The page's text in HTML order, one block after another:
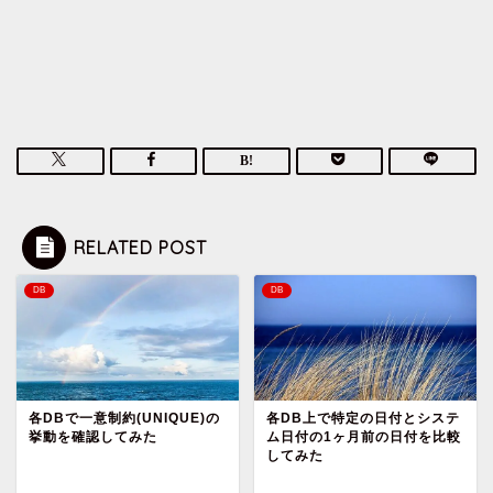
RELATED POST
DB
各DBで一意制約(UNIQUE)の
挙動を確認してみた
DB
各DB上で特定の日付とシステ
ム日付の1ヶ月前の日付を比較
してみた